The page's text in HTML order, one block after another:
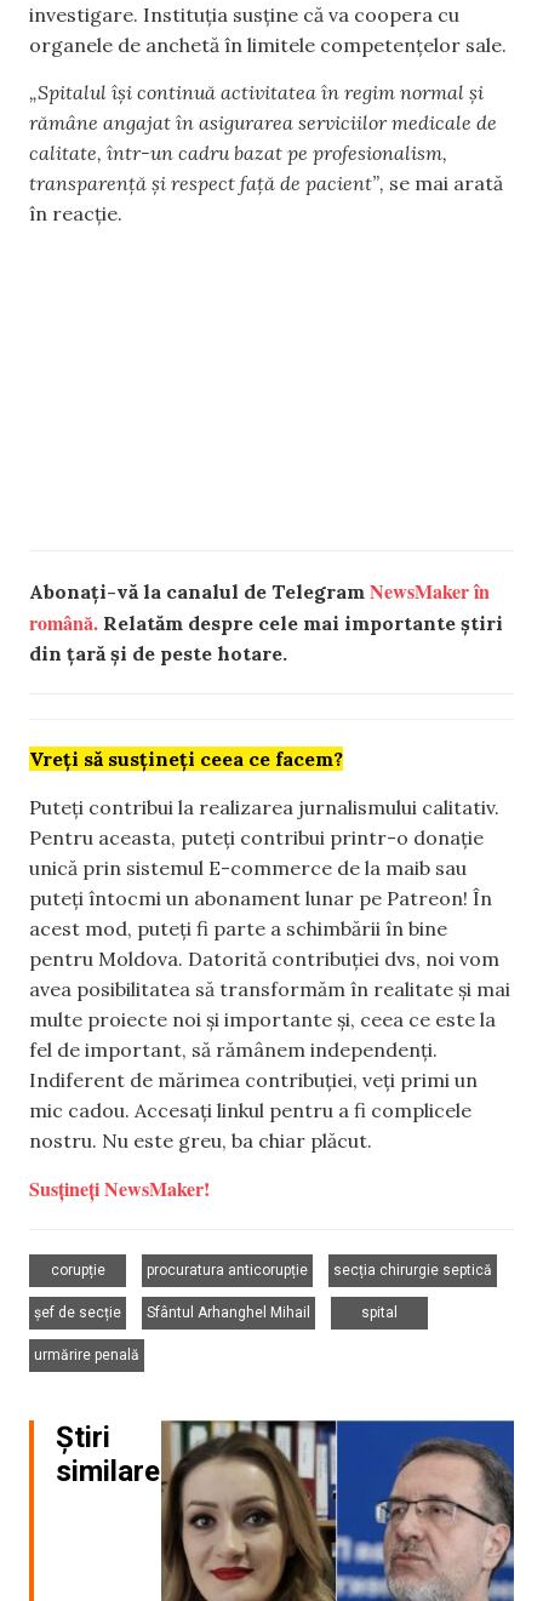
investigare. Instituția susține că va coopera cu
organele de anchetă în limitele competențelor sale.
„Spitalul își continuă activitatea în regim normal și
rămâne angajat în asigurarea serviciilor medicale de
calitate, într-un cadru bazat pe profesionalism,
transparență și respect față de pacient”, se mai arată
în reacție.
Abonați-vă la canalul de Telegram NewsMaker în
română. Relatăm despre cele mai importante știri
din țară și de peste hotare.
Vreți să susțineți ceea ce facem?
Puteți contribui la realizarea jurnalismului calitativ.
Pentru aceasta, puteți contribui printr-o donație
unică prin sistemul E-commerce de la maib sau
puteți întocmi un abonament lunar pe Patreon! În
acest mod, puteți fi parte a schimbării în bine
pentru Moldova. Datorită contribuției dvs, noi vom
avea posibilitatea să transformăm în realitate și mai
multe proiecte noi și importante și, ceea ce este la
fel de important, să rămânem independenți.
Indiferent de mărimea contribuției, veți primi un
mic cadou. Accesați linkul pentru a fi complicele
nostru. Nu este greu, ba chiar plăcut.
Susțineți NewsMaker!
corupție
procuratura anticorupție
secția chirurgie septică
șef de secție
Sfântul Arhanghel Mihail
spital
urmărire penală
Știri
similare